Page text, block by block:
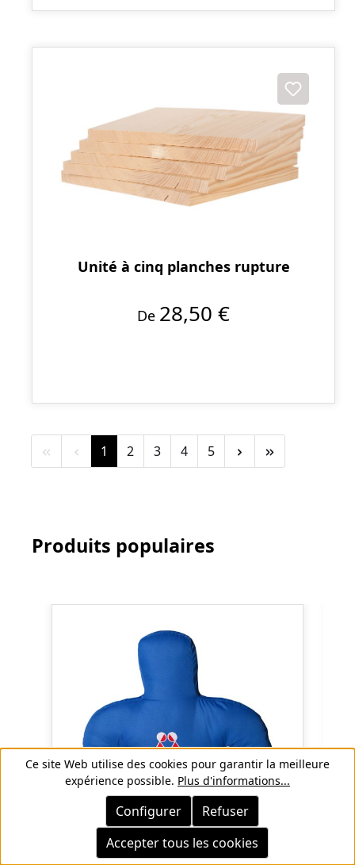
Unité à cinq planches rupture
De 28,50 €
Page
1 Page
2 Page
3 Page
4 Page
5
Produits populaires
Ce site Web utilise des cookies pour garantir la meilleure
expérience possible. Plus d'informations...
Refuser
Configurer
Accepter tous les cookies